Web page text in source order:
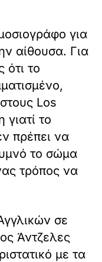
για
αίθουσα. Για
ότι το
Los
το
πρέπει να
το σώμα
τρόπος να
σε
Άντζελες
με τα